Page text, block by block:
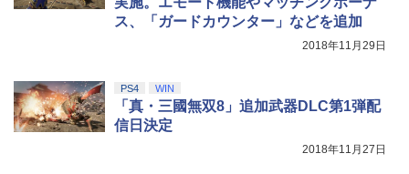
ス、「ガードカウンター」などを追加
2018年11月29日
PS4 WIN
「真・三國無双8」追加武器DLC第1弾配
信日決定
2018年11月27日